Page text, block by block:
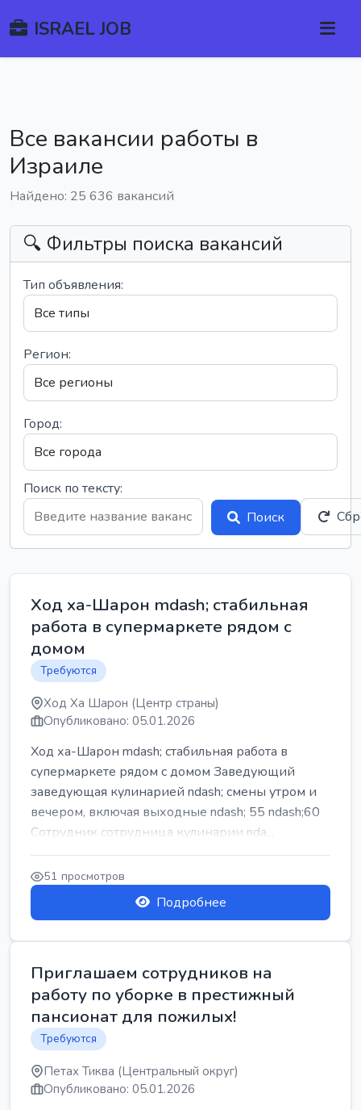
ISRAEL JOB
Все вакансии работы в
Израиле
Найдено: 25 636 вакансий
🔍 Фильтры поиска вакансий
Тип объявления:
Регион:
Город:
Поиск по тексту:
Поиск
Ход ха-Шарон mdash; стабильная
работа в супермаркете рядом с
домом
Требуются
Ход Ха Шарон (Центр страны)
Опубликовано: 05.01.2026
Ход ха-Шарон mdash; стабильная работа в
супермаркете рядом с домом Заведующий
заведующая кулинарией ndash; смены утром и
вечером, включая выходные ndash; 55 ndash;60
Сотрудник сотрудница кулинарии nda...
51 просмотров
Подробнее
Приглашаем сотрудников на
работу по уборке в престижный
пансионат для пожилых!
Требуются
Петах Тиква (Центральный округ)
Опубликовано: 05.01.2026